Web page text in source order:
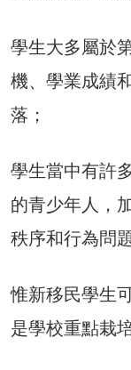
學生大多屬於
機、學業成績
落；
學生當中有許
的青少年人，
秩序和行為問
惟新移民學生
是學校重點栽